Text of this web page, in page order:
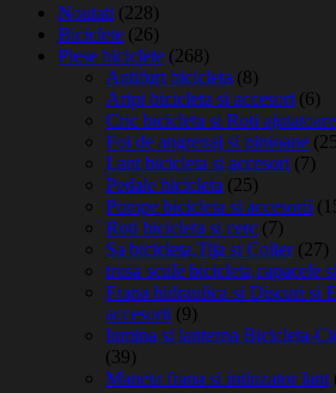
Noutati (228)
Biciclete (26)
Piese biciclete (268)
Antifurt bicicleta (8)
Aripi bicicleta si accesori (6)
Cric bicicleta si Roti ajutatoare
Foi de angrenaj si pinioane
Lant bicicleta si accesori (7)
Pedale bicicleta (25)
Pompe bicicleta si accesorii
Roti bicicleta si cerc (7)
Sa bicicleta,Tija si Colier (27)
trusa scule bicicleta,capacele
Frana hidraulica si Discuri si
accesorii (9)
lumina si lanterna Bicicleta-
(39)
Maneta frana si intinzator lant